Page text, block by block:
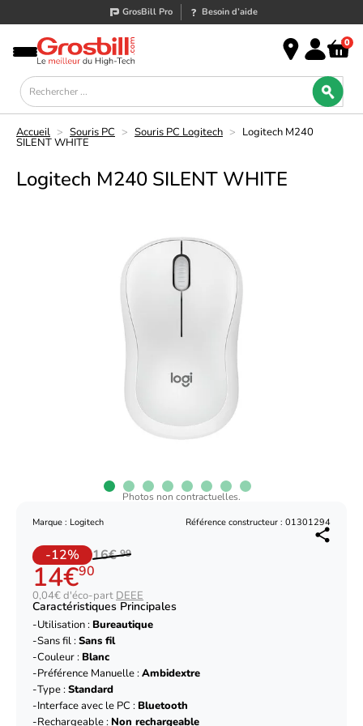
GrosBill Pro Besoin d’aide
0
Accueil > Souris PC > Souris PC Logitech > Logitech M240
SILENT WHITE
Logitech M240 SILENT WHITE
Photos non contractuelles.
Marque : Logitech Référence constructeur : 01301294
-12% 16€ 99
14€90
0,04€ d'éco-part DEEE
Caractéristiques Principales
Utilisation : Bureautique
Sans fil :Sans fil
Couleur : Blanc
Préférence Manuelle :Ambidextre
Type :Standard
Interface avec le PC : Bluetooth
Rechargeable : Non rechargeable